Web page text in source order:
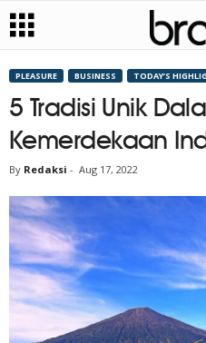
PLEASURE BUSINESS TODAY’S
5 Tradisi Unik
Kemerdekaan
By Redaksi - Aug 17, 2022